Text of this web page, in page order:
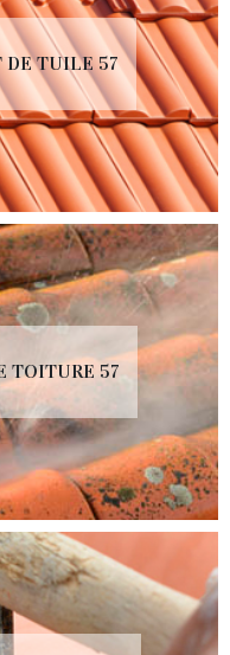
DE TUILE 57
TOITURE 57